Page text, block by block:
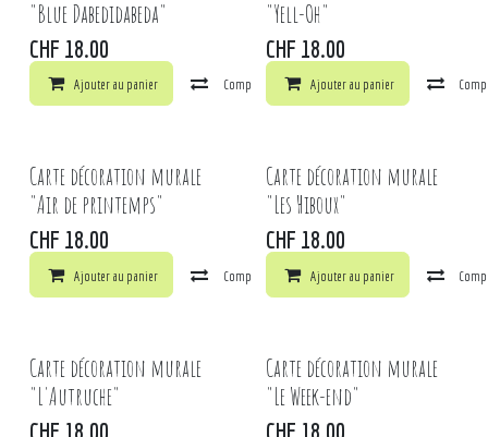
"Blue Dabedidabeda"
CHF 18.00
Ajouter au panier Comparer Ajouter à la liste de souhaits
"Yell-Oh"
CHF 18.00
Ajouter au panier
Carte décoration murale
"Air de printemps"
CHF 18.00
Ajouter au panier Comparer Ajouter à la liste de souhaits
Carte décoration murale
"Les Hiboux"
CHF 18.00
Ajouter au panier
Carte décoration murale
"L'Autruche"
CHF 18.00
Carte décoration murale
"Le Week-end"
CHF 18.00